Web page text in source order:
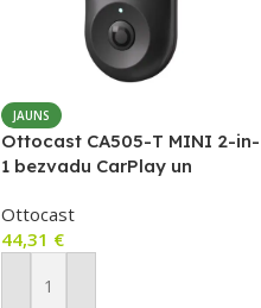
JAUNS
Ottocast CA505-T MINI 2-in-
1 bezvadu CarPlay un
Ottocast
44,31 €
Pievienot Grozam